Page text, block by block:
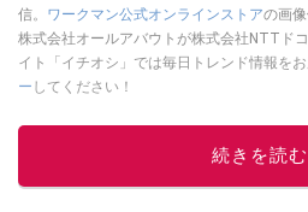
信。 ワークマン公式オンラインストアの画
株式会社オールアバウトが株式会社NTTド
イト「イチオシ」では毎日トレンド情報をお
ー してください！
このイ
続きを読む